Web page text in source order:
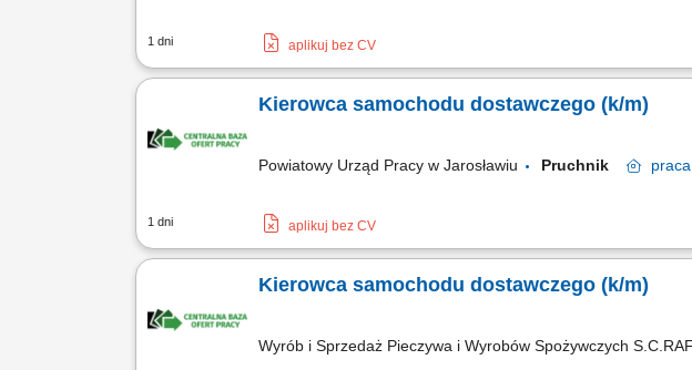
aplikuj bez CV
1 dni
Kierowca samochodu dostawczego (k/m)
Powiatowy Urząd Pracy w Jarosławiu Pruchnik praca
aplikuj bez CV
1 dni
Kierowca samochodu dostawczego (k/m)
Wyrób i Sprzedaż Pieczywa i Wyrobów Spożywczych